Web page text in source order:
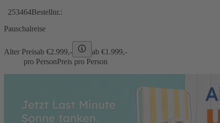
253464Bestellnr.:
Pauschalreise
Alter Preisab €2.999,- ab €1.999,-
pro PersonPreis pro Person